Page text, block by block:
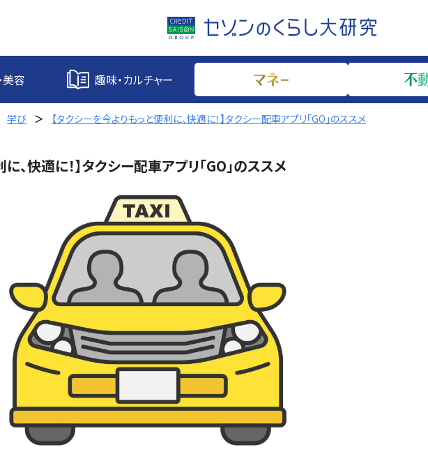
美容 趣味・カルチャー
学び
【タクシーを今よりもっと便利に、快適に！】タクシー配車アプリ「GO」のススメ
、快適に！】タクシー配車アプリ「GO」のススメ